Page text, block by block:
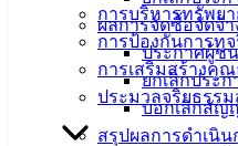
ผลการจัดซื้อจัดจ้า
ประกาศผู้ช
ยกเลิกประ
บอกเลิกสัญ
สรุปผลการดำเนิ
การบริหารทรัพย
การป้องกันการทุ
การเสริมสร้างคุ
ประมวลจริยธรร
038-
142-100-104
ประชาชน